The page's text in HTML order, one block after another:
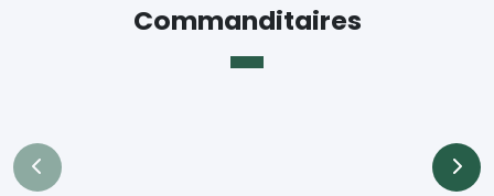
Commanditaires